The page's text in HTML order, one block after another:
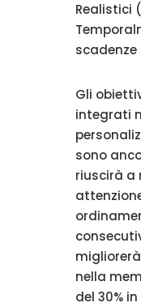
Realistici
scadenze
Gli
integrati
sono
riuscirà a
nella
del 30%